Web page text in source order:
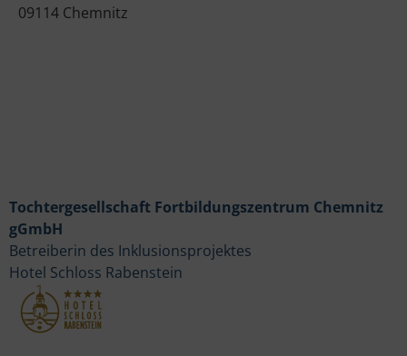
09114 Chemnitz
Tochtergesellschaft Fortbildungszentrum Chemnitz
gGmbH
Betreiberin des Inklusionsprojektes
Hotel Schloss Rabenstein